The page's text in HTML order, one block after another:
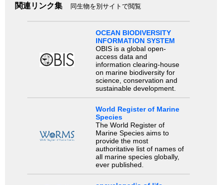
関連リンク集 同生物を別サイトで閲覧
OCEAN BIODIVERSITY
INFORMATION SYSTEM
OBIS is a global open-
access data and
information clearing-house
on marine biodiversity for
science, conservation and
sustainable development.
World Register of Marine
Species
The World Register of
Marine Species aims to
provide the most
authoritative list of names of
all marine species globally,
ever published.